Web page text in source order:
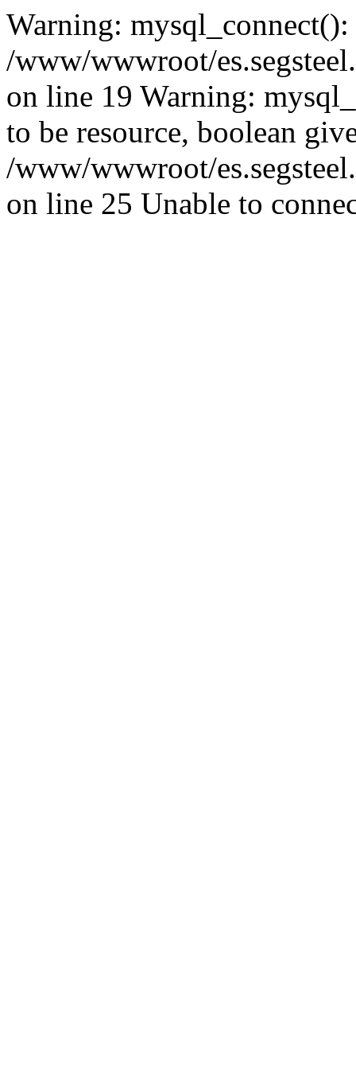
Warning:
/www/wwwroot/
on line 19 Warning:
to be resource, boolean
/www/wwwroot/
on line 25 Unable to